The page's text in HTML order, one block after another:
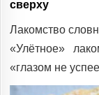
сверху
Лакомство
«Улётное»
«глазом не